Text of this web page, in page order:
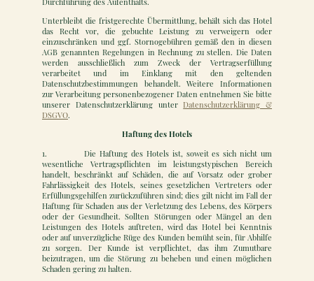
Unterbleibt die fristgerechte Übermittlung, behält sich das Hotel
das Recht vor, die gebuchte Leistung zu verweigern oder
einzuschränken und ggf. Stornogebühren gemäß den in diesen
AGB genannten Regelungen in Rechnung zu stellen. Die Daten
werden ausschließlich zum Zweck der Vertragserfüllung
verarbeitet und im Einklang mit den geltenden
Datenschutzbestimmungen behandelt. Weitere Informationen
zur Verarbeitung personenbezogener Daten entnehmen Sie bitte
unserer Datenschutzerklärung unter Datenschutzerklärung &
DSGVO.
Haftung des Hotels
1. Die Haftung des Hotels ist, soweit es sich nicht um
wesentliche Vertragspflichten im leistungstypischen Bereich
handelt, beschränkt auf Schäden, die auf Vorsatz oder grober
Fahrlässigkeit des Hotels, seines gesetzlichen Vertreters oder
Erfüllungsgehilfen zurückzuführen sind; dies gilt nicht im Fall der
Haftung für Schaden aus der Verletzung des Lebens, des Körpers
oder der Gesundheit. Sollten Störungen oder Mängel an den
Leistungen des Hotels auftreten, wird das Hotel bei Kenntnis
oder auf unverzügliche Rüge des Kunden bemüht sein, für Abhilfe
zu sorgen. Der Kunde ist verpflichtet, das ihm Zumutbare
beizutragen, um die Störung zu beheben und einen möglichen
Schaden gering zu halten.